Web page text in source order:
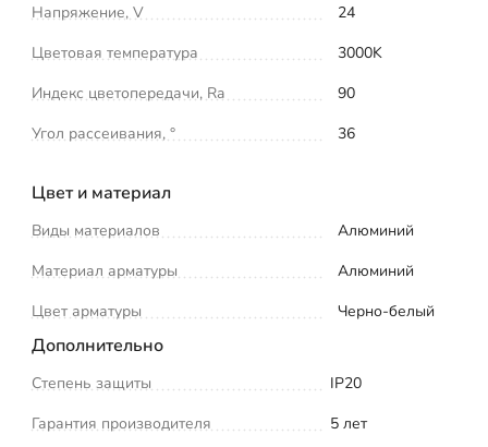
Напряжение, V
24
Цветовая температура
3000K
Индекс цветопередачи, Ra
90
Угол рассеивания, °
36
Цвет и материал
Виды материалов
Алюминий
Материал арматуры
Алюминий
Цвет арматуры
Черно-белый
Дополнительно
Степень защиты
IP20
Гарантия производителя
5 лет